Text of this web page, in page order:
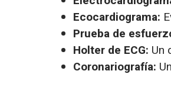
Ecocardiograma:
Prueba de
Holter de ECG: Un
Coronariografía: